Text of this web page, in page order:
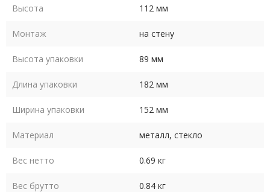
Высота 112 мм
Монтаж на стену
Высота упаковки 89 мм
Длина упаковки 182 мм
Ширина упаковки 152 мм
Материал металл, стекло
Вес нетто 0.69 кг
Вес брутто 0.84 кг